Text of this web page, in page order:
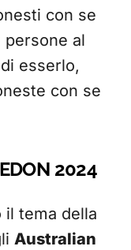
con se
al
esserlo,
con se
2024
il tema della
Australian